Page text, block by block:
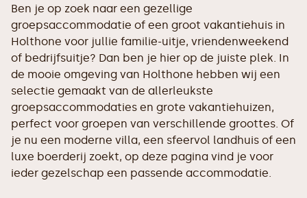
Ben je op zoek naar een gezellige
groepsaccommodatie of een groot vakantiehuis in
Holthone voor jullie familie-uitje, vriendenweekend
of bedrijfsuitje? Dan ben je hier op de juiste plek. In
de mooie omgeving van Holthone hebben wij een
selectie gemaakt van de allerleukste
groepsaccommodaties en grote vakantiehuizen,
perfect voor groepen van verschillende groottes. Of
je nu een moderne villa, een sfeervol landhuis of een
luxe boerderij zoekt, op deze pagina vind je voor
ieder gezelschap een passende accommodatie.